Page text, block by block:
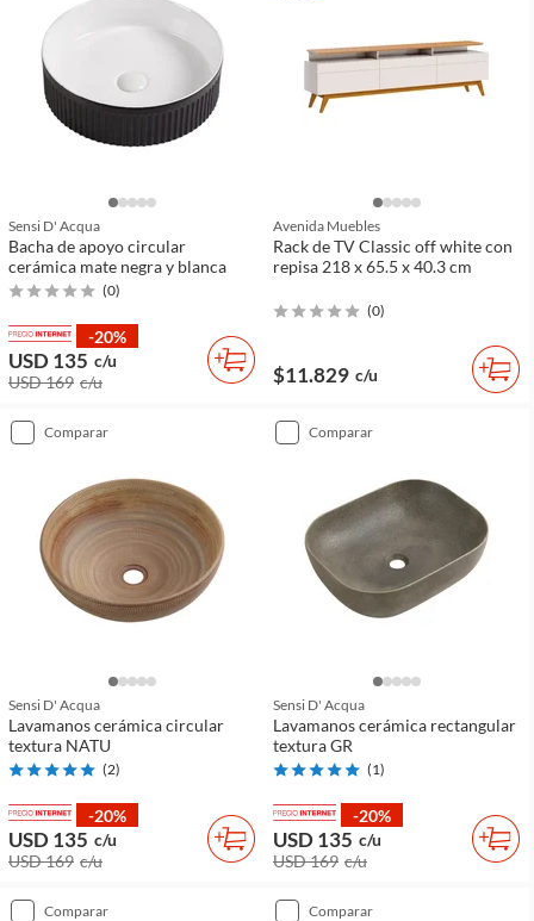
Sensi D' Acqua
Bacha de apoyo circular
cerámica mate negra y blanca
(0)
-20%
USD 135 c/u
USD 169 c/u
Avenida Muebles
Rack de TV Classic off white con
repisa 218 x 65.5 x 40.3 cm
(0)
$11.829 c/u
comparar
Sensi D' Acqua
Lavamanos cerámica circular
textura NATU
(2)
-20%
USD 135 c/u
USD 169 c/u
comparar
Sensi D' Acqua
Lavamanos cerámica rectangular
textura GR
(1)
-20%
USD 135 c/u
USD 169 c/u
comparar comparar